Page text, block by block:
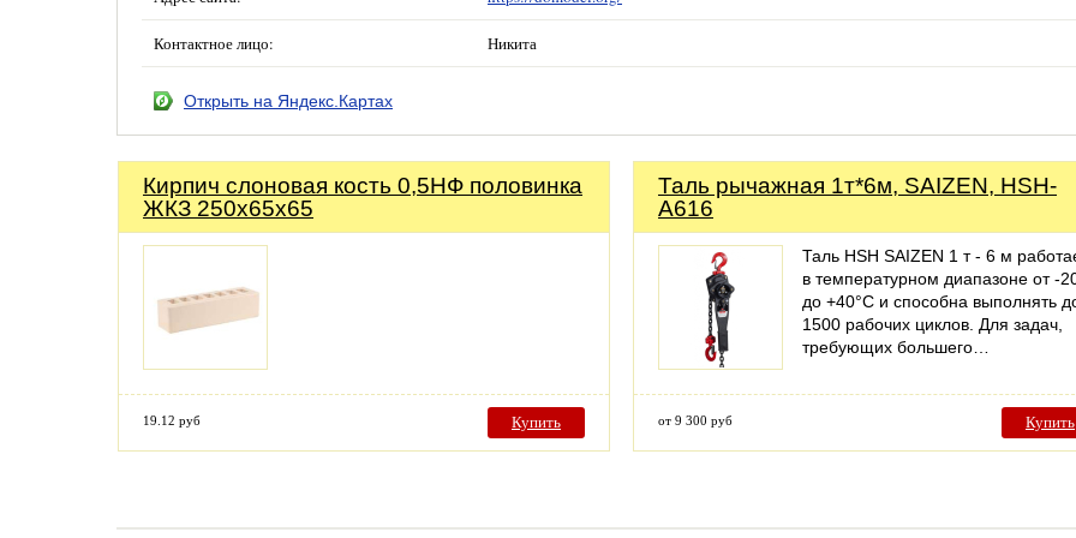
Контактное лицо: Никита
Открыть на Яндекс.Картах
Кирпич слоновая кость 0,5НФ половинка
ЖКЗ 250х65х65
19.12 руб Купить
Таль рычажная 1т*6м, SAIZEN, HSH-
A616
Таль HSH SAIZEN 1 т - 6 м
в температурном диапазоне от -
до +40°C и способна выполнять
1500 рабочих циклов. Для задач,
требующих большего…
от 9 300 руб Купить